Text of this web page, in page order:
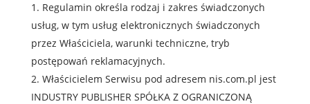
Regulamin określa rodzaj i zakres świadczonych
usług, w tym usług elektronicznych świadczonych
przez Właściciela, warunki techniczne, tryb
postępowań reklamacyjnych.
Właścicielem Serwisu pod adresem nis.com.pl jest
INDUSTRY PUBLISHER SPÓŁKA Z OGRANICZONĄ